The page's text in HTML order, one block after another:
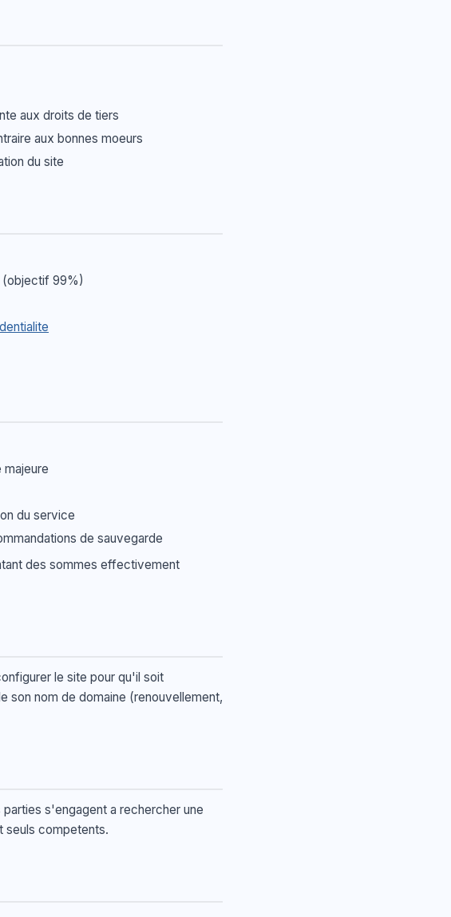
aux droits de tiers
aux bonnes moeurs
du site
(objectif 99%)
du service
de sauvegarde
des sommes effectivement
le site pour qu'il soit
son nom de domaine (renouvellement,
s'engagent a rechercher une
seuls competents.